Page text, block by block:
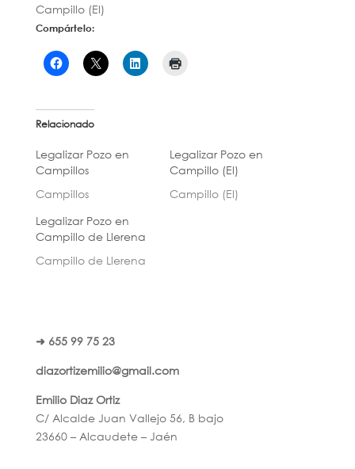
Campillo (El)
Compártelo:
Relacionado
Legalizar Pozo en
Campillos
Campillos
Legalizar Pozo en
Campillo (El)
Campillo (El)
Legalizar Pozo en
Campillo de Llerena
Campillo de Llerena
➜ 655 99 75 23
diazortizemilio@gmail.com
Emilio Diaz Ortiz
C/ Alcalde Juan Vallejo 56, B bajo
23660 – Alcaudete – Jaén